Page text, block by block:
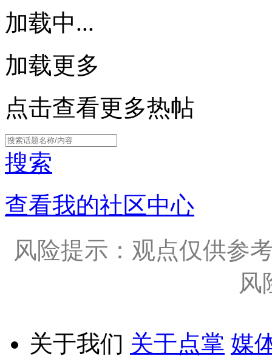
加载中...
加载更多
点击查看更多热帖
搜索
查看我的社区中心
风险提示：观点仅供参
风
关于我们 关于点掌 媒